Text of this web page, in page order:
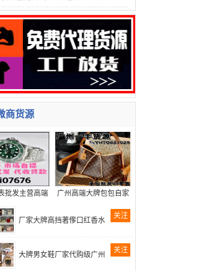
商货源
批发主营高端 广州高端大牌包包自家
厂家大牌高挡著偧口红香水
关注
大牌男女鞋厂家代购级广州
关注